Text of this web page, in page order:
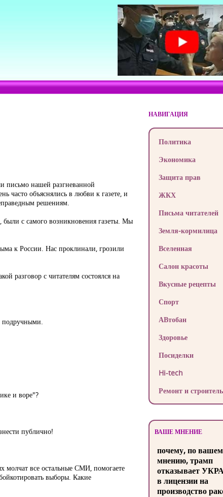
письмо нашей разгневанной
часто объяснялись в любви к газете, и
решениям.
были с самого возникновения газеты. Мы
к России. Нас проклинали, грозили
разговор с читателям состоялся на
подручными.
и воре"?
публично!
молчат все остальные СМИ, помогаете
выборы. Какие
НАВИГАЦИЯ
Политика
Экономика
Защита прав
ЖКХ
Письма читателей
Земля-кормилица
Вселенная
Салон красоты
Вкусные рецепты
Спорт
АВтобан
Здоровье
Посиделки
Hi-tech
Ремонт и
ВАШЕ МНЕНИЕ
почему, по
мнению, трамп
отказывает
в лицензии на
производство